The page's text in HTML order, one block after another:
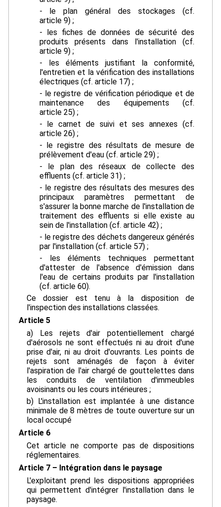
- le plan général des stockages (cf.
article 9) ;
- les fiches de données de sécurité des
produits présents dans l'installation (cf.
article 9) ;
- les éléments justifiant la conformité,
l'entretien et la vérification des installations
électriques (cf. article 17) ;
- le registre de vérification périodique et de
maintenance des équipements (cf.
article 25) ;
- le carnet de suivi et ses annexes (cf.
article 26) ;
- le registre des résultats de mesure de
prélèvement d'eau (cf. article 29) ;
- le plan des réseaux de collecte des
effluents (cf. article 31) ;
- le registre des résultats des mesures des
principaux paramètres permettant de
s'assurer la bonne marche de l'installation de
traitement des effluents si elle existe au
sein de l'installation (cf. article 42) ;
- le registre des déchets dangereux générés
par l'installation (cf. article 57) ;
- les éléments techniques permettant
d'attester de l'absence d'émission dans
l'eau de certains produits par l'installation
(cf. article 60).
Ce dossier est tenu à la disposition de
l'inspection des installations classées.
Article 5
a) Les rejets d'air potentiellement chargé
d'aérosols ne sont effectués ni au droit d'une
prise d'air, ni au droit d'ouvrants. Les points de
rejets sont aménagés de façon à éviter
l'aspiration de l'air chargé de gouttelettes dans
les conduits de ventilation d'immeubles
avoisinants ou les cours intérieures ;
b) L'installation est implantée à une distance
minimale de 8 mètres de toute ouverture sur un
local occupé
Article 6
Cet article ne comporte pas de dispositions
réglementaires.
Article 7 – Intégration dans le paysage
L'exploitant prend les dispositions appropriées
qui permettent d'intégrer l'installation dans le
paysage.